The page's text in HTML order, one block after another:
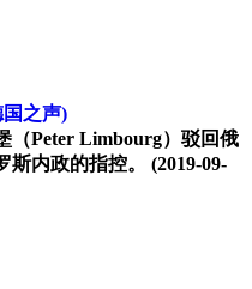
国之声)
（Peter Limbourg）驳回俄
内政的指控。
(2019-09-